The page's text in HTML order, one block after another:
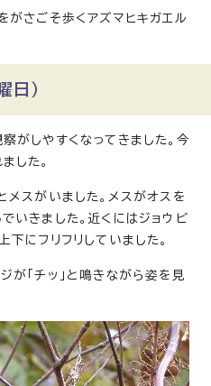
がさごそ歩くアズマヒキガエル
）
がしやすくなってきました。今
した。
メスがいました。メスがオスを
いきました。近くにはジョウビ
にフリフリしていました。
が「チッ」と鳴きながら姿を見